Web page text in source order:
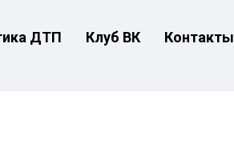
ДТП Клуб ВК Контакты